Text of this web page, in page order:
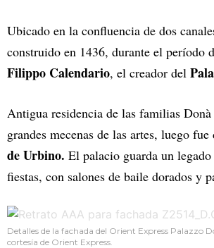
Ubicado en la confluencia de dos
construido en 1436, durante el período
Filippo Calendario, el creador del
Antigua residencia de las familias
grandes mecenas de las artes, luego fue
de Urbino. El palacio guarda un
fiestas, con salones de baile dorados y
Detalles de la fachada del Orient Express Palazzo
cortesía de Orient Express.